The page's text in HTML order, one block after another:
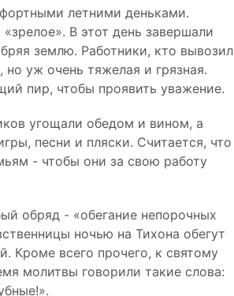
летними деньками.
В этот день завершали
землю. Работники, кто вывозил
но уж очень тяжелая и грязная.
пир, чтобы проявить уважение.
угощали обедом и вином, а
песни и пляски. Считается, что
- чтобы они за свою работу
обряд - «обегание непорочных
ночью на Тихона обегут
Кроме всего прочего, к святому
молитвы говорили такие слова: